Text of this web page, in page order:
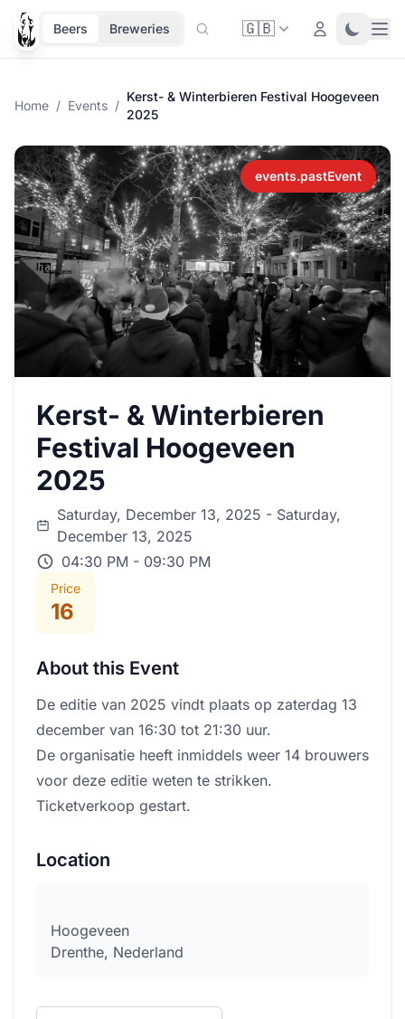
Beers Breweries 🇬🇧 Login Toggle
Home / Events /
Kerst- & Winterbieren Festival Hoogeveen
2025
events.pastEvent
Kerst- & Winterbieren
Festival Hoogeveen
2025
Saturday, December 13, 2025 - Saturday,
December 13, 2025
04:30 PM - 09:30 PM
Price
16
About this Event
De editie van 2025 vindt plaats op zaterdag 13
december van 16:30 tot 21:30 uur.
De organisatie heeft inmiddels weer 14 brouwers
voor deze editie weten te strikken.
Ticketverkoop gestart.
Location
Hoogeveen
Drenthe, Nederland